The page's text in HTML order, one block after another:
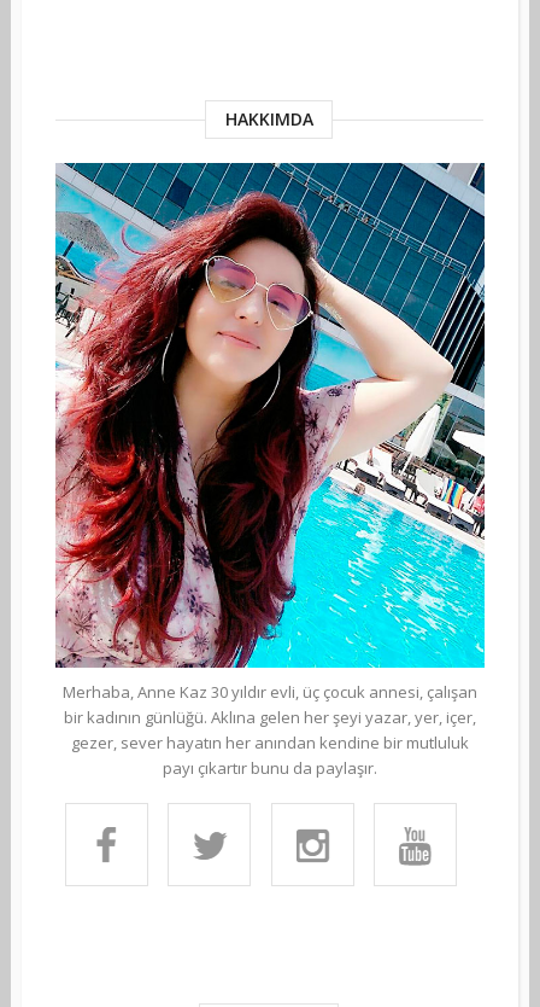
HAKKIMDA
Merhaba, Anne Kaz 30 yıldır evli, üç çocuk annesi, çalışan
bir kadının günlüğü. Aklına gelen her şeyi yazar, yer, içer,
gezer, sever hayatın her anından kendine bir mutluluk
payı çıkartır bunu da paylaşır.